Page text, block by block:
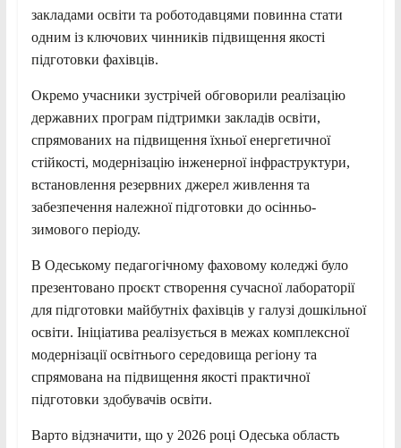
закладами освіти та роботодавцями повинна стати
одним із ключових чинників підвищення якості
підготовки фахівців.
Окремо учасники зустрічей обговорили реалізацію
державних програм підтримки закладів освіти,
спрямованих на підвищення їхньої енергетичної
стійкості, модернізацію інженерної інфраструктури,
встановлення резервних джерел живлення та
забезпечення належної підготовки до осінньо-
зимового періоду.
В Одеському педагогічному фаховому коледжі було
презентовано проєкт створення сучасної лабораторії
для підготовки майбутніх фахівців у галузі дошкільної
освіти. Ініціатива реалізується в межах комплексної
модернізації освітнього середовища регіону та
спрямована на підвищення якості практичної
підготовки здобувачів освіти.
Варто відзначити, що у 2026 році Одеська область